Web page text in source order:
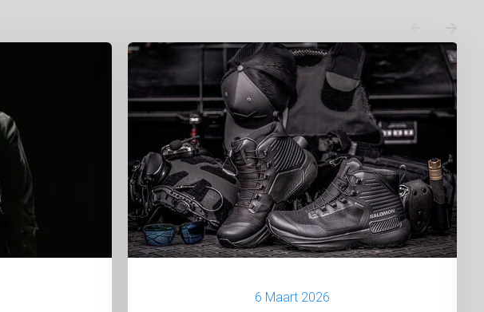
6 Maart 2026